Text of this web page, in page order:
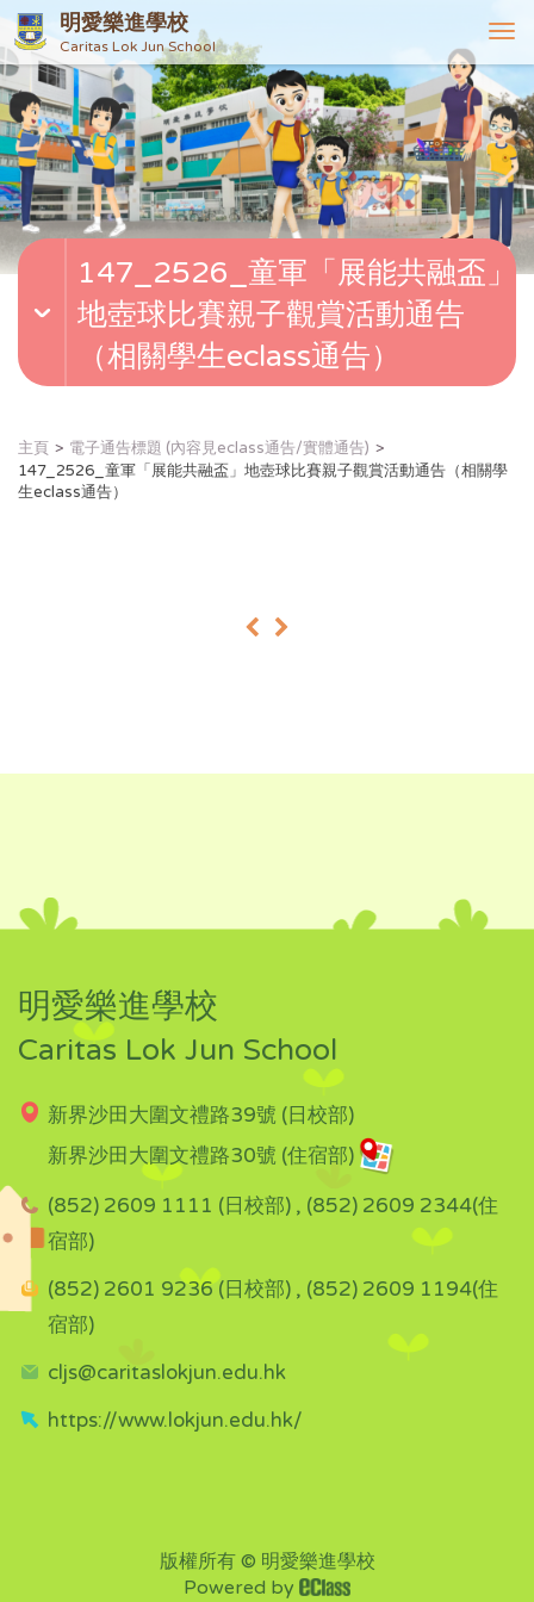
明愛樂進學校
Caritas Lok Jun School
T
o
g
g
l
e
n
v
i
147_2526_童軍「展能共融盃」
地壺球比賽親子觀賞活動通告
（相關學生eclass通告）
主頁
電子通告標題 (內容見eclass通告/實體通告)
147_2526_童軍「展能共融盃」地壺球比賽親子觀賞活動通告（相關學
生eclass通告）
« »
明愛樂進學校
Caritas Lok Jun School
新界沙田大圍文禮路39號 (日校部)
新界沙田大圍文禮路30號 (住宿部)
(852) 2609 1111 (日校部) , (852) 2609 2344(住
宿部)
(852) 2601 9236 (日校部) , (852) 2609 1194(住
宿部)
cljs@caritaslokjun.edu.hk
https://www.lokjun.edu.hk/
版權所有 © 明愛樂進學校
Powered by